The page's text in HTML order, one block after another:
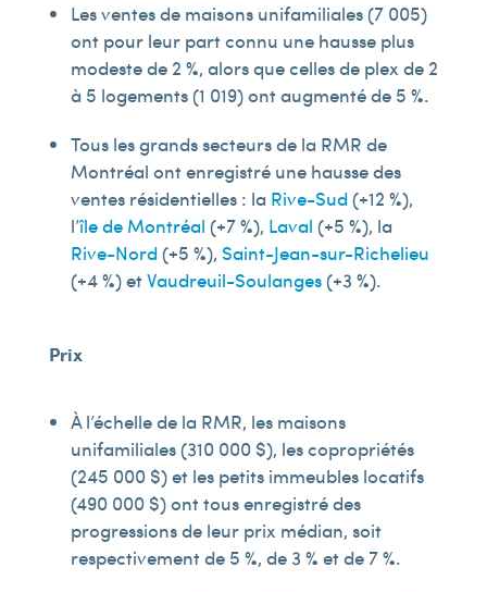
Les ventes de maisons unifamiliales (7 005)
ont pour leur part connu une hausse plus
modeste de 2 %, alors que celles de plex de 2
à 5 logements (1 019) ont augmenté de 5 %.
Tous les grands secteurs de la RMR de
Montréal ont enregistré une hausse des
ventes résidentielles : la Rive-Sud(+12 %),
l’île de Montréal (+7 %), Laval (+5 %), la
Rive-Nord(+5 %), Saint-Jean-sur-Richelieu
(+4 %) et Vaudreuil-Soulanges(+3 %).
Prix
À l’échelle de la RMR, les maisons
unifamiliales (310 000 $), les copropriétés
(245 000 $) et les petits immeubles locatifs
(490 000 $) ont tous enregistré des
progressions de leur prix médian, soit
respectivement de 5 %, de 3 % et de 7 %.